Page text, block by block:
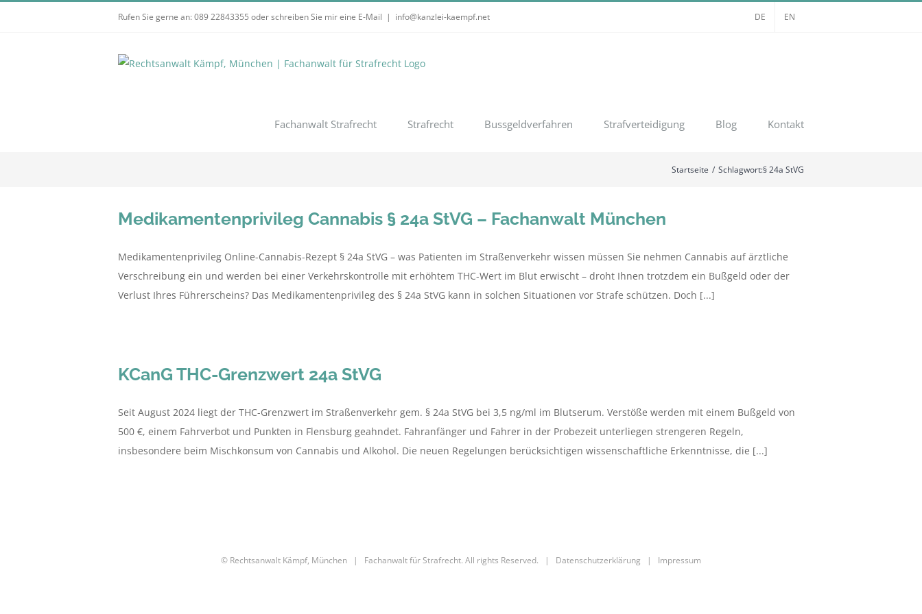
Rufen Sie gerne an: 089 22843355 oder schreiben Sie mir eine E-Mail | info@kanzlei-kaempf.net DE EN
Fachanwalt Strafrecht Strafrecht Bussgeldverfahren Strafverteidigung Blog Kontakt
Startseite Schlagwort:§ 24a StVG
Medikamentenprivileg Cannabis § 24a StVG – Fachanwalt München
Medikamentenprivileg Online-Cannabis-Rezept § 24a StVG – was Patienten im Straßenverkehr wissen müssen Sie nehmen Cannabis auf ärztliche
Verschreibung ein und werden bei einer Verkehrskontrolle mit erhöhtem THC-Wert im Blut erwischt – droht Ihnen trotzdem ein Bußgeld oder der
Verlust Ihres Führerscheins? Das Medikamentenprivileg des § 24a StVG kann in solchen Situationen vor Strafe schützen. Doch [...]
KCanG THC-Grenzwert 24a StVG
Seit August 2024 liegt der THC-Grenzwert im Straßenverkehr gem. § 24a StVG bei 3,5 ng/ml im Blutserum. Verstöße werden mit einem Bußgeld von
500 €, einem Fahrverbot und Punkten in Flensburg geahndet. Fahranfänger und Fahrer in der Probezeit unterliegen strengeren Regeln,
insbesondere beim Mischkonsum von Cannabis und Alkohol. Die neuen Regelungen berücksichtigen wissenschaftliche Erkenntnisse, die [...]
© Rechtsanwalt Kämpf, München | Fachanwalt für Strafrecht. All rights Reserved. | Datenschutzerklärung | Impressum